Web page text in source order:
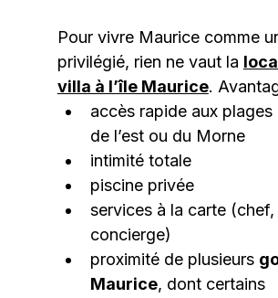
Pour vivre Maurice comme
privilégié, rien ne vaut la
villa à l’île Maurice.
accès rapide aux plages
de l’est ou du Morne
intimité totale
piscine privée
services à la carte (chef,
concierge)
proximité de plusieurs
Maurice, dont certains